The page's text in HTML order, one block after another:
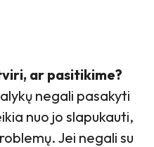
ar pasitikime?
negali pasakyti
nuo jo slapukauti,
Jei negali su